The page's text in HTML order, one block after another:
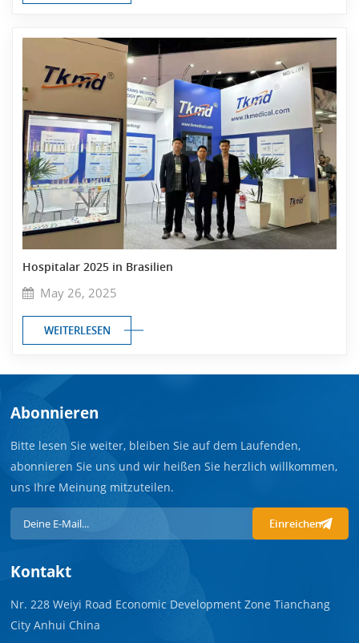
Hospitalar 2025 in Brasilien
May 26, 2025
WEITERLESEN
Abonnieren
Bitte lesen Sie weiter, bleiben Sie auf dem Laufenden,
abonnieren Sie uns und wir heißen Sie herzlich willkommen,
uns Ihre Meinung mitzuteilen.
Einreichen
Kontakt
Nr. 228 Weiyi Road Economic Development Zone Tianchang
City Anhui China